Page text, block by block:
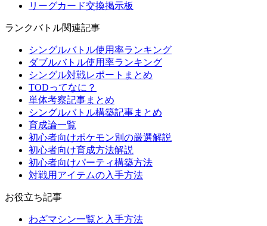
リーグカード交換掲示板
ランクバトル関連記事
シングルバトル使用率ランキング
ダブルバトル使用率ランキング
シングル対戦レポートまとめ
TODってなに？
単体考察記事まとめ
シングルバトル構築記事まとめ
育成論一覧
初心者向けポケモン別の厳選解説
初心者向け育成方法解説
初心者向けパーティ構築方法
対戦用アイテムの入手方法
お役立ち記事
わざマシン一覧と入手方法